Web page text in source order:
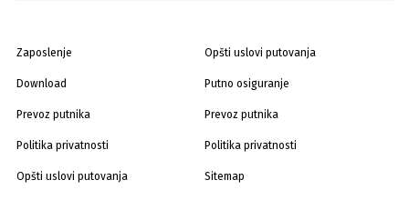
Zaposlenje
Download
Prevoz putnika
Politika privatnosti
Opšti uslovi putovanja
Opšti uslovi putovanja
Putno osiguranje
Prevoz putnika
Politika privatnosti
Sitemap